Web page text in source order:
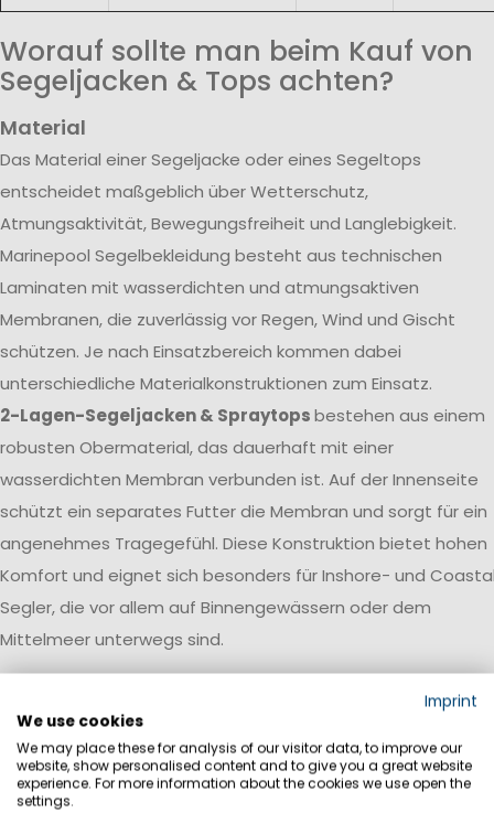
Worauf sollte man beim Kauf von
Segeljacken & Tops achten?
Material
Das Material einer Segeljacke oder eines Segeltops
entscheidet maßgeblich über Wetterschutz,
Atmungsaktivität, Bewegungsfreiheit und Langlebigkeit.
Marinepool Segelbekleidung besteht aus technischen
Laminaten mit wasserdichten und atmungsaktiven
Membranen, die zuverlässig vor Regen, Wind und Gischt
schützen. Je nach Einsatzbereich kommen dabei
unterschiedliche Materialkonstruktionen zum Einsatz.
2-Lagen-Segeljacken & Spraytopsbestehen aus einem
robusten Obermaterial, das dauerhaft mit einer
wasserdichten Membran verbunden ist. Auf der Innenseite
schützt ein separates Futter die Membran und sorgt für ein
angenehmes Tragegefühl. Diese Konstruktion bietet hohen
Komfort und eignet sich besonders für Inshore- und
Segler, die vor allem auf Binnengewässern oder dem
Mittelmeer unterwegs sind.
und Innenlage zu einem leistungsstarken Laminat. Dadurch
entsteht ein besonders leichtes, strapazierfähiges und
atmungsaktives Material, das kaum Wasser aufnimmt und
Imprint
We use cookies
We may place these for analysis of our visitor data, to improve our
website, show personalised content and to give you a great website
experience. For more information about the cookies we use open the
settings.